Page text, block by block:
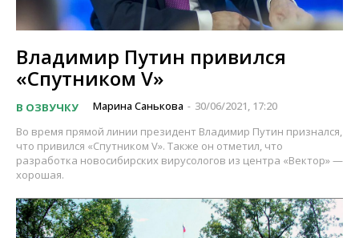
Владимир Путин привился
«Спутником V»
В ОЗВУЧКУ Марина Санькова - 30/06/2021, 17:20
Во время прямой линии президент Владимир Путин признался,
что привился «Спутником V». Также он отметил, что
разработка новосибирских вирусологов из центра «Вектор» —
хорошая.